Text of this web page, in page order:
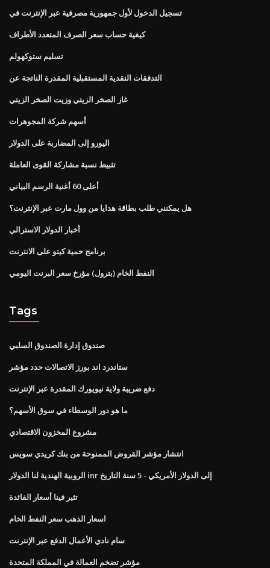
تسجيل الدخول لأول جمهورية مصرفية عبر الإنترنت في
كيفية حساب سعر الصرف المتعدد الأطراف
تسليم ستوكهولم
التدفقات النقدية المستقبلية المقدرة الناتجة عن
غاز الصخر الزيتي وزيت الصخر الزيتي
أسهم شركة المجوهرات
اليورو إلى المضاربة على الدولار
تثبيط نسبة مشاركة القوى العاملة
أعلى 60 أغنية الرسم البياني
هل يمكنني طلب بطاقة هدايا من وول مارت عبر الإنترنت؟
أخبار الدولار الاسترالي
برنامج حمية كيتو على الانترنت
النفط الخام (بترول) مؤرخ سعر البرنت اليومي
Tags
صندوق إدارة الصندوق السلبي
ستاندرد اند بورز الاتصالات حدد مؤشر
دفع ضريبة ولاية نيويورك المقدرة عبر الإنترنت
ما هو دور الوسطاء في سوق الأسهم؟
مشروع المخزون الاقتصادي
انتشار مؤشر القروض الممنوحة من بنك كريدي سويس
الروبية الهندية لنا الدولار inr إلى الدولار الأمريكي - 5 سنة التاريخ
تثير فينا أسعار الفائدة
اسعار الذهب سعر النفط الخام
سام نادي الأعمال الدفع عبر الإنترنت
مؤشر تضخم العمالة في المملكة المتحدة